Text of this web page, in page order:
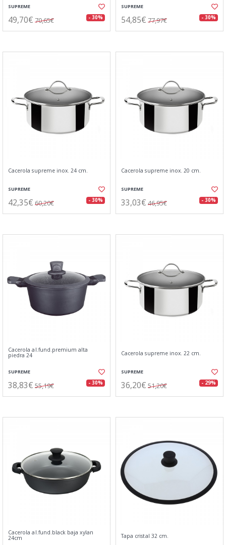
SUPREME
49,70€ 70,65€ - 30%
SUPREME
54,85€ 77,97€ - 30%
Cacerola supreme inox. 24 cm.
SUPREME
42,35€ 60,20€ - 30%
Cacerola supreme inox. 20 cm.
SUPREME
33,03€ 46,95€ - 30%
Cacerola al.fund.premium alta
piedra 24
SUPREME
38,83€ 55,19€ - 30%
Cacerola supreme inox. 22 cm.
SUPREME
36,20€ 51,20€ - 29%
Cacerola al.fund.black baja xylan
24cm Tapa cristal 32 cm.